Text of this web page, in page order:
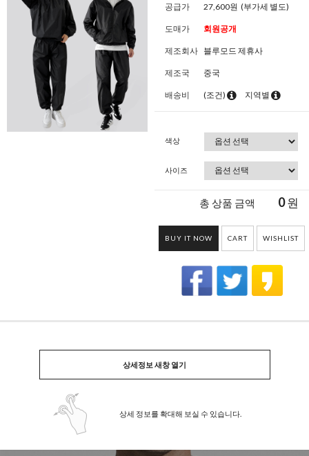
공급가 27,600원 (부가세 별도)
도매가 회원공개
제조회사 블루모드 제휴사
제조국 중국
배송비 (조건) 지역별
색상
사이즈
총 상품 금액 0원
BUY IT NOW CART WISHLIST
상세정보 새창 열기
상세 정보를 확대해 보실 수 있습니다.